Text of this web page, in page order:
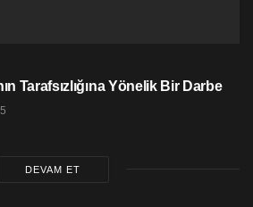
Tarafsızlığına Yönelik Bir Darbe
DEVAM ET